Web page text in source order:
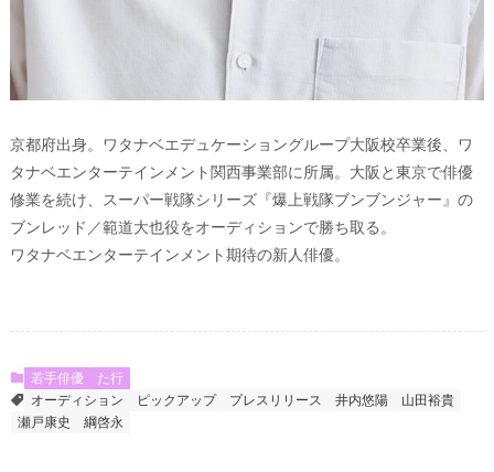
京都府出身。ワタナベエデュケーショングループ大阪校卒業後、ワ
タナベエンターテインメント関西事業部に所属。大阪と東京で俳優
修業を続け、スーパー戦隊シリーズ『爆上戦隊ブンブンジャー』の
ブンレッド／範道大也役をオーディションで勝ち取る。
ワタナベエンターテインメント期待の新人俳優。
若手俳優
た行
オーディション
ピックアップ プレスリリース 井内悠陽
山田裕貴
瀬戸康史
綱啓永